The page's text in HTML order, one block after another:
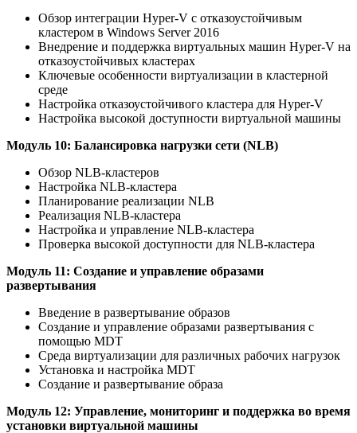
Обзор интеграции Hyper-V с отказоустойчивым
кластером в Windows Server 2016
Внедрение и поддержка виртуальных машин Hyper-V на
отказоустойчивых кластерах
Ключевые особенности виртуализации в кластерной
среде
Настройка отказоустойчивого кластера для Hyper-V
Настройка высокой доступности виртуальной машины
Модуль 10: Балансировка нагрузки сети (NLB)
Обзор NLB-кластеров
Настройка NLB-кластера
Планирование реализации NLB
Реализация NLB-кластера
Настройка и управление NLB-кластера
Проверка высокой доступности для NLB-кластера
Модуль 11: Создание и управление образами
развертывания
Введение в развертывание образов
Создание и управление образами развертывания с
помощью MDT
Среда виртуализации для различных рабочих нагрузок
Установка и настройка MDT
Создание и развертывание образа
Модуль 12: Управление, мониторинг и поддержка во время
установки виртуальной машины